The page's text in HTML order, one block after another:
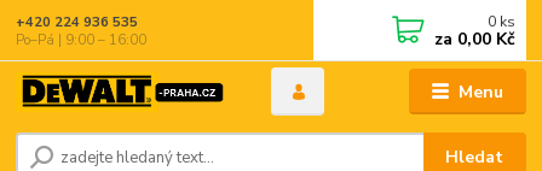
Menu
Hledat
+420 224 936 535
Po–Pá | 9:00 – 16:00
0 ks
za 0,00 Kč